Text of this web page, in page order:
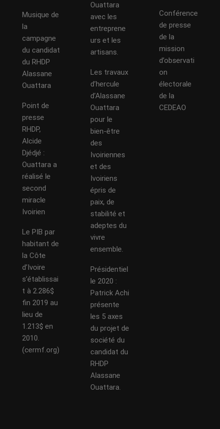
Musique de
la
campagne
du candidat
du RHDP
Alassane
Ouattara
Point de
presse
RHDP,
Alcide
Djédjé :
Ouattara a
réalisé le
second
miracle
Ivoirien
Le PIB par
habitant de
la Côte
d’Ivoire
s’établissai
t à 2.286$
fin 2019 au
lieu de
1.213$ en
2010.
(cermf.org)
Ouattara
avec les
entreprene
urs et les
artisans.
Les travaux
d’hercule
d’Alassane
Ouattara
pour le
bien-être
des
Ivoiriennes
et des
Ivoiriens
épris de
paix, de
stabilité et
adeptes du
vivre
ensemble.
Présidentiel
le 2020 :
Patrick Achi
présente
les 5 axes
du projet de
société du
candidat du
RHDP
Alassane
Ouattara.
Conférence
de presse
de la
mission
d’observati
on
électorale
de la
CEDEAO